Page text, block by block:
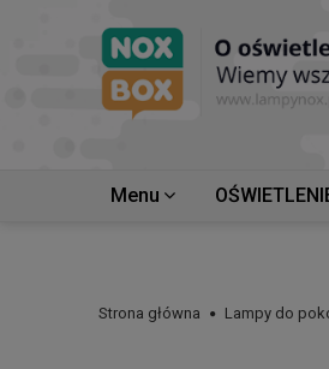
Menu
Strona główna Lampy do